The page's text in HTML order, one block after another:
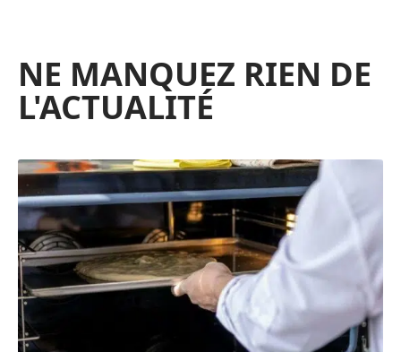
NE MANQUEZ RIEN DE
L'ACTUALITÉ